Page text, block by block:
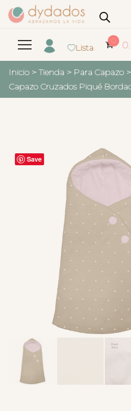
Lista
0
Inicio > Tienda > Para Capazo >
Capazo Cruzados Piqué
Save